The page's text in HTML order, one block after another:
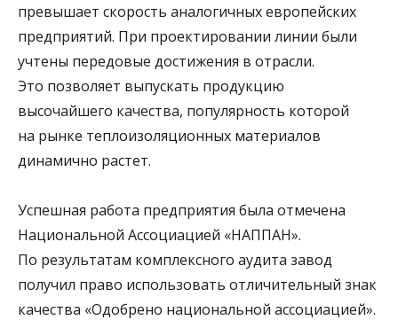
превышает скорость аналогичных европейских
предприятий. При проектировании линии были
учтены передовые достижения в отрасли.
Это позволяет выпускать продукцию
высочайшего качества, популярность которой
на рынке теплоизоляционных материалов
динамично растет.
Успешная работа предприятия была отмечена
Национальной Ассоциацией «НАППАН».
По результатам комплексного аудита завод
получил право использовать отличительный знак
качества «Одобрено национальной ассоциацией».